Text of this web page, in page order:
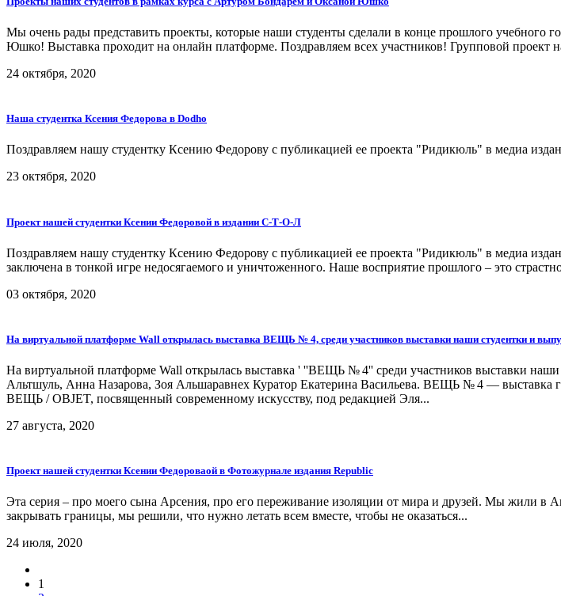
Мы очень рады представить проекты, которые наши студенты сделали в конце прошлого учебного
Юшко! Выставка проходит на онлайн платформе. Поздравляем всех участников! Групповой
24 октября, 2020
Наша студентка Ксения Федорова в Dodho
Поздравляем нашу студентку Ксению Федорову с публикацией ее проекта "Ридикюль" в медиа
23 октября, 2020
Проект нашей студентки Ксении Федоровой в издании С-Т-О-Л
Поздравляем нашу студентку Ксению Федорову с публикацией ее проекта "Ридикюль" в медиа
заключена в тонкой игре недосягаемого и уничтоженного. Наше восприятие прошлого – это
03 октября, 2020
На виртуальной платформе Wall открылась выставка ВЕЩЬ № 4, среди участников выставки наши студентки и
На виртуальной платформе Wall открылась выставка ' ''ВЕЩЬ № 4'' среди участников выставки
Альтшуль, Анна Назарова, Зоя Альшаравнех Куратор Екатерина Васильева. ВЕЩЬ № 4 — выставка
ВЕЩЬ / OBJET, посвященный современному искусству, под редакцией Эля...
27 августа, 2020
Проект нашей студентки Ксении Федороваой в Фотожурнале издания Republic
Эта серия – про моего сына Арсения, про его переживание изоляции от мира и друзей. Мы жили в
закрывать границы, мы решили, что нужно летать всем вместе, чтобы не оказаться...
24 июля, 2020
1